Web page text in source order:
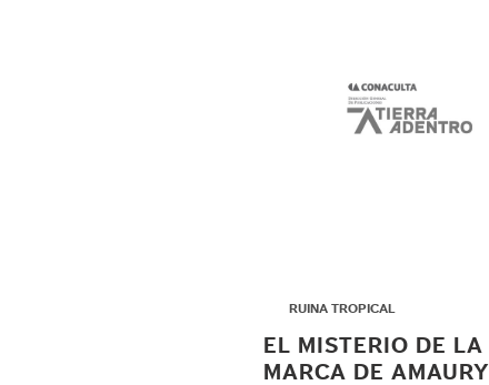
RUINA TROPICAL
EL MISTERIO DE LA
MARCA DE AMAURY